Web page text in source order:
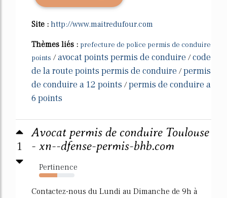
Site : http://www.maitredufour.com
Thèmes liés : prefecture de police permis de conduire
points /avocat points permis de conduire /code
de la route points permis de conduire /permis
de conduire a 12 points /permis de conduire a
6 points
1
Avocat permis de conduire Toulouse
- xn--dfense-permis-bhb.com
Pertinence
51%
Contactez-nous du Lundi au Dimanche de 9h à